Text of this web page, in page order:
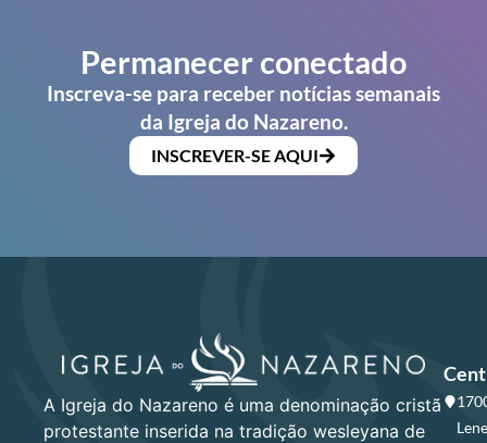
Permanecer conectado
Inscreva-se para receber notícias semanais
da Igreja do Nazareno.
INSCREVER-SE AQUI
A Igreja do Nazareno é uma denominação cristã
protestante inserida na tradição wesleyana de